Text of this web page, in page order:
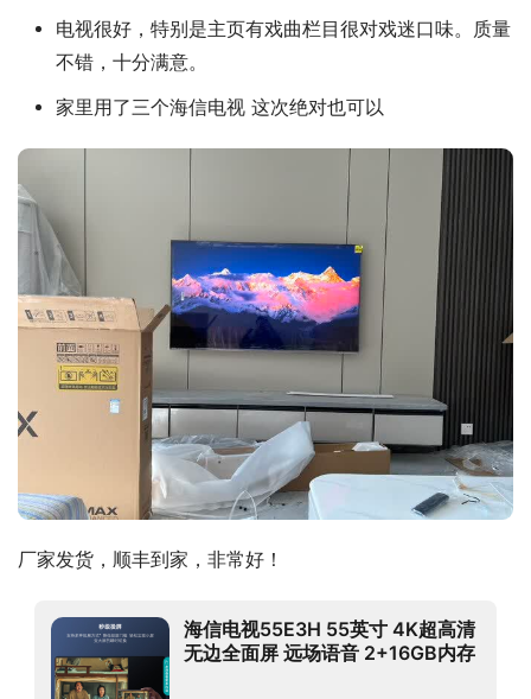
电视很好，特别是主页有戏曲栏目很对戏迷口味。质量
不错，十分满意。
家里用了三个海信电视 这次绝对也可以
厂家发货，顺丰到家，非常好！
海信电视55E3H 55英寸 4K超高清
无边全面屏 远场语音 2+16GB内存